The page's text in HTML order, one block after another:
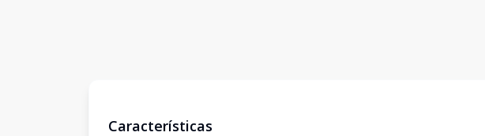
Características